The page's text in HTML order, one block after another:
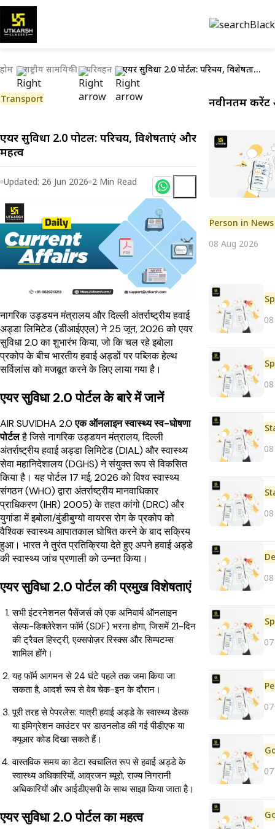
होम राष्ट्रीय सामयिकी परिवहन एयर सुविधा 2.0 पोर्टल: परिचय, विशेषताएं और महत्व
Transport
एयर सुविधा 2.0 पोर्टल: परिचय, विशेषताएं और
महत्व
Updated: 26 Jun 2026 2 Min Read
नागरिक उड्डयन मंत्रालय और दिल्ली अंतर्राष्ट्रीय हवाई
अड्डा लिमिटेड (डीआईएएल) ने 25 जून, 2026 को एयर
सुविधा 2.0 का शुभारंभ किया, जो कि चल रहे इबोला
प्रकोप के बीच भारतीय हवाई अड्डों पर पब्लिक हेल्थ
सर्विलांस को मजबूत करने के लिए लाया गया है।
एयर सुविधा 2.0 पोर्टल के बारे में जानें
AIR SUVIDHA 2.0एक ऑनलाइन स्वास्थ्य स्व-घोषणा
पोर्टलहै जिसे नागरिक उड्डयन मंत्रालय, दिल्ली
अंतर्राष्ट्रीय हवाई अड्डा लिमिटेड (DIAL) और स्वास्थ्य
सेवा महानिदेशालय (DGHS) ने संयुक्त रूप से विकसित
किया है। यह पोर्टल 17 मई, 2026 को विश्व स्वास्थ्य
संगठन (WHO) द्वारा अंतर्राष्ट्रीय मानवाधिकार
प्राधिकरण (IHR) 2005) के तहत कांगो (DRC) और
युगांडा में इबोला/बुंडीबुग्यो वायरस रोग के प्रकोप को
वैश्विक स्वास्थ्य आपातकाल घोषित करने के बाद सक्रिय
हुआ। भारत ने तुरंत प्रतिक्रिया देते हुए अपने हवाई अड्डे
की स्वास्थ्य जांच प्रणाली को उन्नत किया।
एयर सुविधा 2.0 पोर्टल की प्रमुख विशेषताएं
सभी इंटरनेशनल पैसेंजर्स को एक अनिवार्य ऑनलाइन
सेल्फ-डिक्लेरेशन फॉर्म (SDF) भरना होगा, जिसमें 21-दिन
की ट्रैवल हिस्ट्री, एक्सपोज़र रिस्क्स और सिम्पटम्स
शामिल होंगे।
यह फॉर्म आगमन से 24 घंटे पहले तक जमा किया जा
सकता है, आदर्श रूप से वेब चेक-इन के दौरान।
पूरी तरह से पेपरलेस: यात्री हवाई अड्डे के स्वास्थ्य डेस्क
या इमिग्रेशन काउंटर पर डाउनलोड की गई पीडीएफ या
क्यूआर कोड दिखा सकते हैं।
वास्तविक समय का डेटा स्वचालित रूप से हवाई अड्डे के
स्वास्थ्य अधिकारियों, आव्रजन ब्यूरो, राज्य निगरानी
अधिकारियों और आईडीएसपी के साथ साझा किया जाता है।
एयर सुविधा 2.0 पोर्टल का महत्व
नवीनतम करेंट
Person in News
08 Aug 2026